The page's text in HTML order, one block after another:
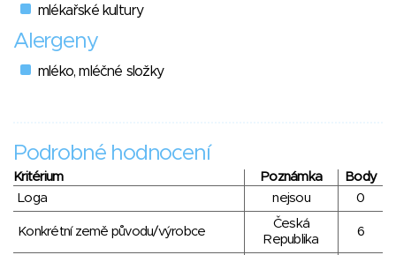
mlékařské kultury
Alergeny
mléko, mléčné složky
Podrobné hodnocení
Kritérium Poznámka
Body
Loga
nejsou 0
Konkrétní země původu/výrobce
Česká
Republika
6